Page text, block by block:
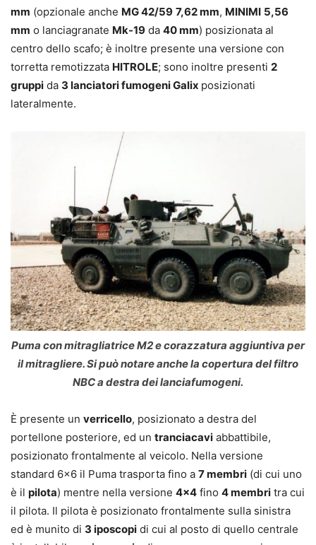
mm (opzionale anche MG 42/59 7,62mm, MINIMI 5,56
mm o lanciagranate Mk-19 da 40 mm) posizionata al
centro dello scafo; è inoltre presente una versione con
torretta remotizzata HITROLE; sono inoltre presenti 2
gruppi da 3 lanciatori fumogeni Galix posizionati
lateralmente.
Puma con mitragliatrice M2 e corazzatura aggiuntiva per
il mitragliere. Si può notare anche la copertura del filtro
NBC a destra dei lanciafumogeni.
È presente un verricello, posizionato a destra del
portellone posteriore, ed un tranciacavi abbattibile,
posizionato frontalmente al veicolo. Nella versione
standard 6×6 il Puma trasporta fino a 7 membri (di cui uno
è il pilota) mentre nella versione 4×4 fino 4 membri tra cui
il pilota. Il pilota è posizionato frontalmente sulla sinistra
ed è munito di 3 iposcopi di cui al posto di quello centrale